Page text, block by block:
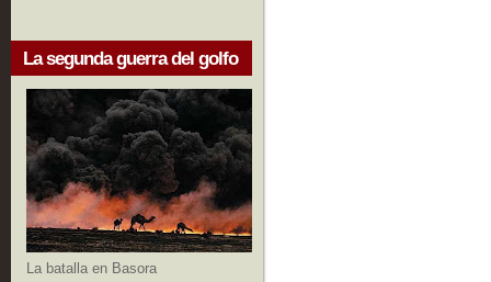
La segunda guerra del golfo
La batalla en Basora